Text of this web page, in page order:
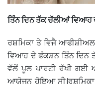
ਤਿੰਨ ਦਿਨ ਤੱਕ ਚੱਲੀਆਂ
ਰਸ਼ਮਿਕਾ ਤੇ ਵਿਜੈ
ਵਿਆਹ ਦੇ ਫੰਕਸ਼ਨ ਤਿੰਨ ਦਿਨ
ਵੱਲੋਂ ਪੂਲ ਪਾਰਟੀ ਰੱਖੀ ਗਈ
ਆਯੋਜਨ ਹੋਇਆ